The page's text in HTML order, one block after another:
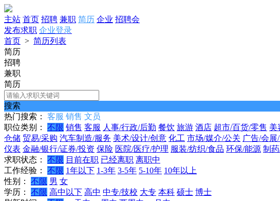
主站 首页 招聘 兼职 简历 企业 招聘会
发布求职 企业登录
首页 > 简历列表
简历
招聘
兼职
简历
搜索
热门搜索：
客服 销售 文员
职位类别：
不限 销售 客服 人事/行政/后勤 餐饮 旅游 酒店 超市/百货/零售 美
仓储 贸易/采购 汽车制造/服务 美术/设计/创意 化工 市场/媒介/公关 广告/会展
仪表 金融/银行/证券/投资 保险 医院/医疗/护理 服装/纺织/食品 环保/能源 制
求职状态：
不限 目前在职 已经离职 离职中
工作经验：
不限 1年以下 1-3年 3-5年 5-10年 10年以上
性别：
不限 男 女
学历：
不限 高中以下 高中 中专/技校 大专 本科 硕士 博士